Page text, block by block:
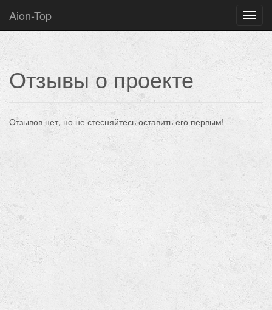
Aion-Top
Отзывы о проекте
Отзывов нет, но не стесняйтесь оставить его первым!